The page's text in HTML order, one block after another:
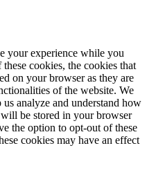
your experience while you
cookies, the cookies that
on your browser as they are
of the website. We
analyze and understand how
be stored in your browser
the option to opt-out of these
cookies may have an effect